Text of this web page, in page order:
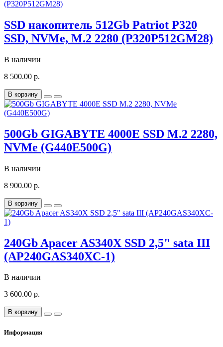
SSD накопитель 512Gb Patriot P320
SSD, NVMe, M.2 2280 (P320P512GM28)
В наличии
8 500.00 р.
В корзину
500Gb GIGABYTE 4000E SSD M.2 2280,
NVMe (G440E500G)
В наличии
8 900.00 р.
В корзину
240Gb Apacer AS340X SSD 2,5" sata III
(AP240GAS340XC-1)
В наличии
3 600.00 р.
В корзину
Информация